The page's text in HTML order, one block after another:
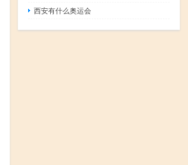
西安有什么奥运会